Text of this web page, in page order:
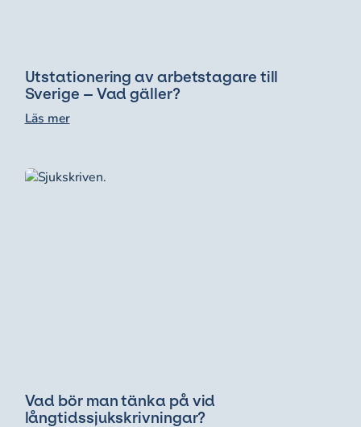
Utstationering av arbetstagare till
Sverige – Vad gäller?
Läs mer
Vad bör man tänka på vid
långtidssjukskrivningar?